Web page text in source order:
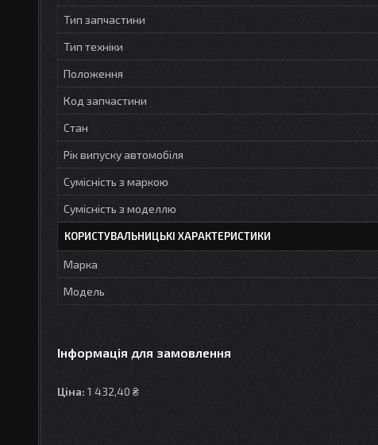
Тип запчастини
Тип техніки
Положення
Код запчастини
Стан
Рік випуску автомобіля
Сумісність з маркою
Сумісність з моделлю
КОРИСТУВАЛЬНИЦЬКІ ХАРАКТЕРИСТИКИ
Марка
Модель
Інформація для замовлення
Ціна: 1 432,40 ₴